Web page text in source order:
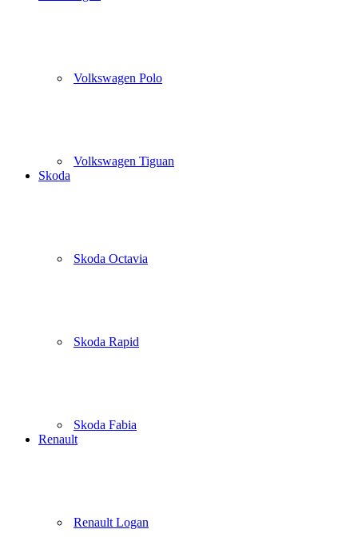
Volkswagen Polo
Volkswagen Tiguan
Skoda
Skoda Octavia
Skoda Rapid
Skoda Fabia
Renault
Renault Logan